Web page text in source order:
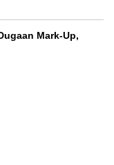
Mark-Up,